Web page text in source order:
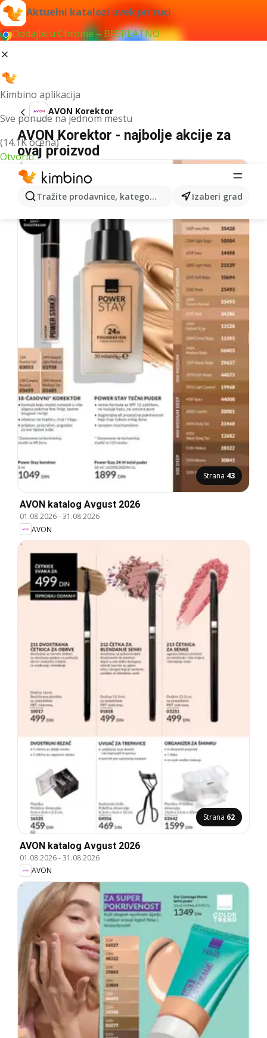
Aktuelni katalozi uvek pri ruci
Dodajte u Chrome – BESPLATNO
Kimbino aplikacija
Sve ponude na jednom mestu
(14.1K ocena)
Otvoriti
Tražite prodavnice, kategorije, proizvode...Izaberi grad
AVON Korektor
AVON Korektor - najbolje akcije za
ovaj proizvod
Strana 43
AVON katalog Avgust 2026
01.08.2026-31.08.2026
AVON
Strana 62
AVON katalog Avgust 2026
01.08.2026-31.08.2026
AVON